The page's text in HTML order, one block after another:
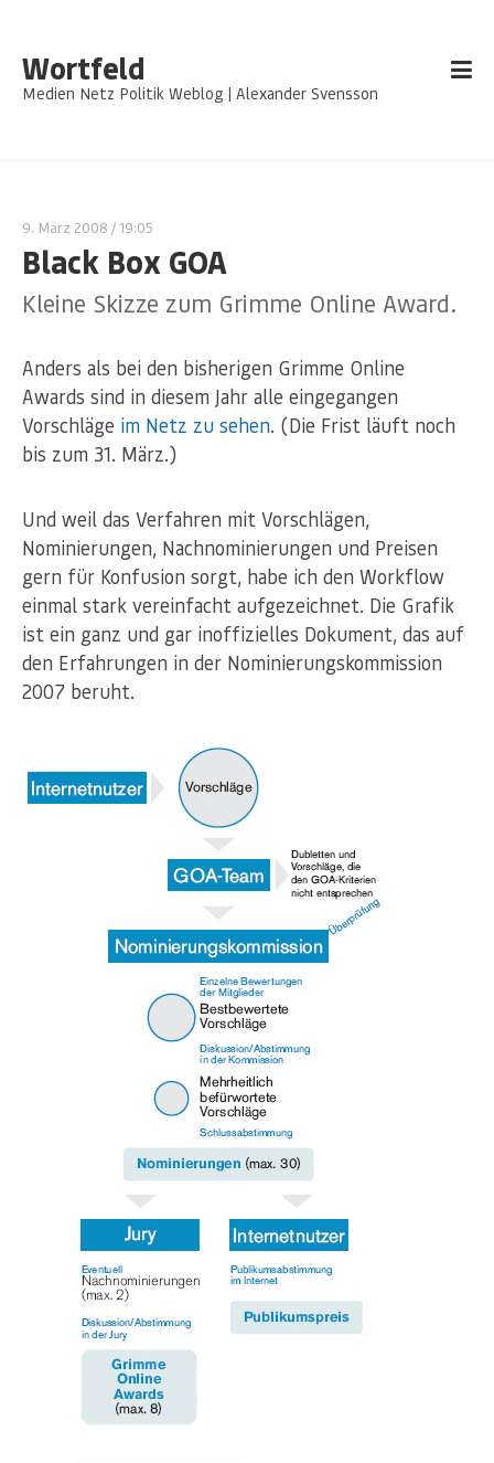
Wortfeld
Medien Netz Politik Weblog | Alexander Svensson
9. März 2008 / 19:05
Black Box GOA
Kleine Skizze zum Grimme Online Award.
Anders als bei den bisherigen Grimme Online
Awards sind in diesem Jahr alle eingegangen
Vorschläge im Netz zu sehen. (Die Frist läuft noch
bis zum 31. März.)
Und weil das Verfahren mit Vorschlägen,
Nominierungen, Nachnominierungen und Preisen
gern für Konfusion sorgt, habe ich den Workflow
einmal stark vereinfacht aufgezeichnet. Die Grafik
ist ein ganz und gar inoffizielles Dokument, das auf
den Erfahrungen in der Nominierungskommission
2007 beruht.